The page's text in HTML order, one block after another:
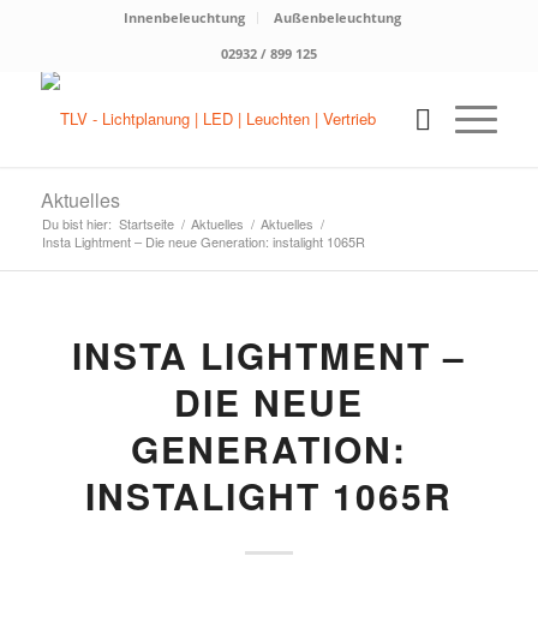
Innenbeleuchtung
Außenbeleuchtung
02932 / 899 125
Aktuelles
Du bist hier: Startseite / Aktuelles / Aktuelles /
Insta Lightment – Die neue Generation: instalight 1065R
INSTA LIGHTMENT –
DIE NEUE
GENERATION:
INSTALIGHT 1065R